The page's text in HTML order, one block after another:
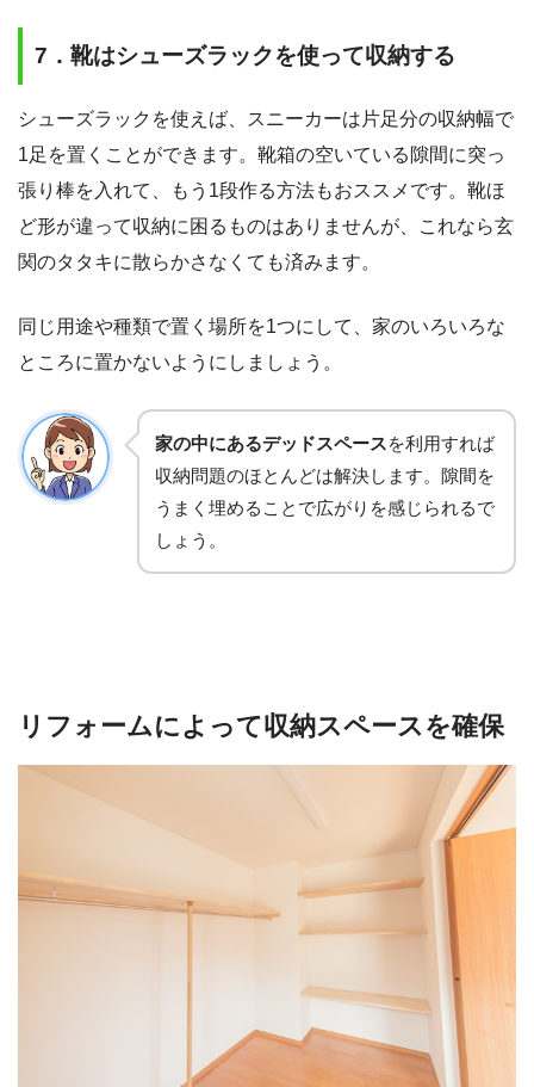
7．靴はシューズラックを使って収納する
シューズラックを使えば、スニーカーは片足分の収納幅で
1足を置くことができます。靴箱の空いている隙間に突っ
張り棒を入れて、もう1段作る方法もおススメです。靴ほ
ど形が違って収納に困るものはありませんが、これなら玄
関のタタキに散らかさなくても済みます。
同じ用途や種類で置く場所を1つにして、家のいろいろな
ところに置かないようにしましょう。
家の中にあるデッドスペースを利用すれば
収納問題のほとんどは解決します。隙間を
うまく埋めることで広がりを感じられるで
しょう。
リフォームによって収納スペースを確保